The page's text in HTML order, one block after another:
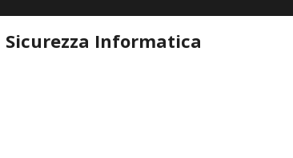
Sicurezza Informatica